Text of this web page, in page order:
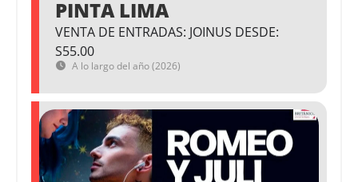
PINTA LIMA
VENTA DE ENTRADAS: JOINUS DESDE:
S55.00
A lo largo del año (2026)